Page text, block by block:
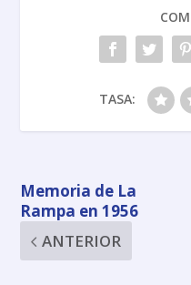
TASA:
Memoria de La
Rampa en 1956
ANTERIOR